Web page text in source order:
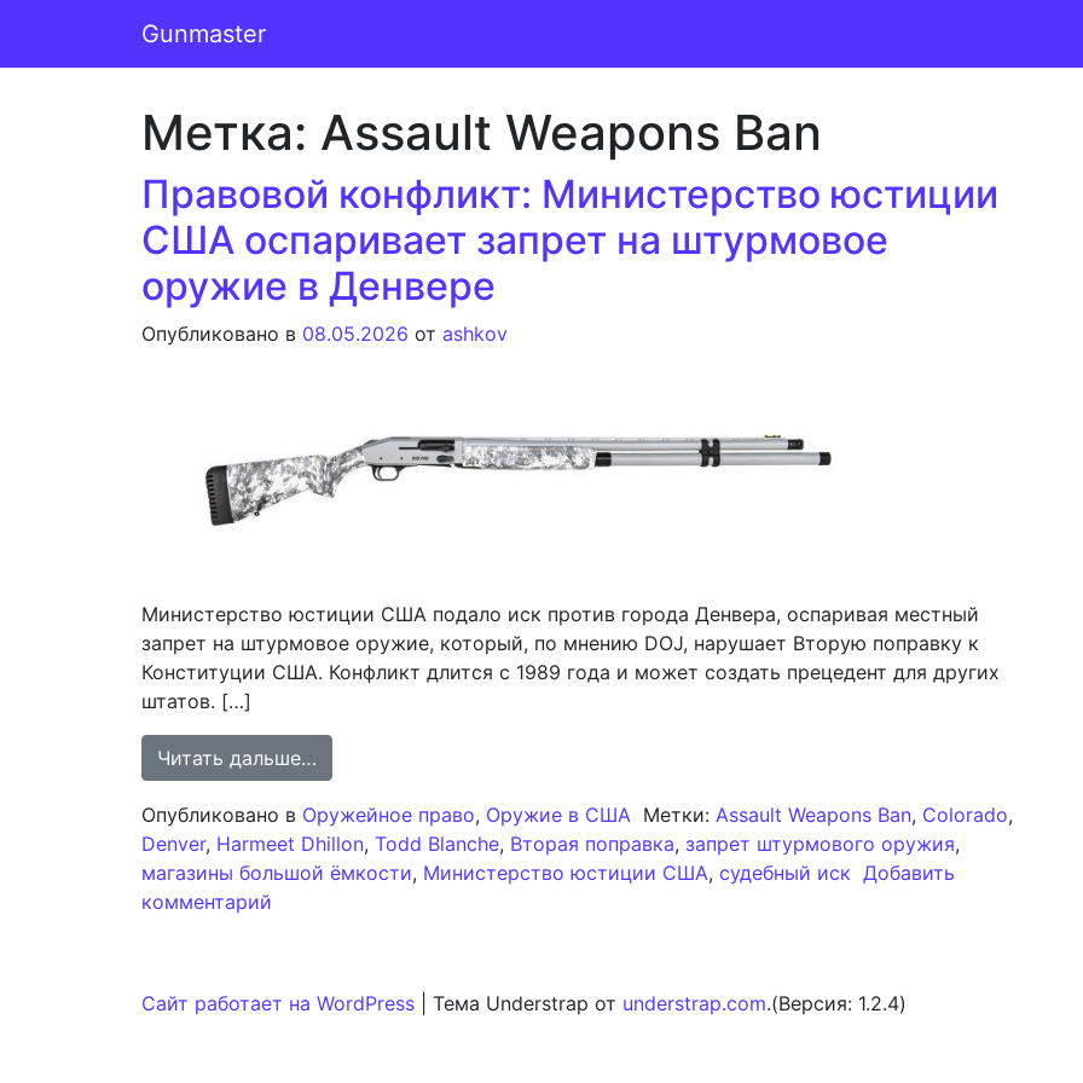
Основная навигация
Gunmaster
Метка: Assault Weapons Ban
Правовой конфликт: Министерство юстиции
США оспаривает запрет на штурмовое
оружие в Денвере
Опубликовано в 08.05.2026 от ashkov
Министерство юстиции США подало иск против города Денвера, оспаривая местный
запрет на штурмовое оружие, который, по мнению DOJ, нарушает Вторую поправку к
Конституции США. Конфликт длится с 1989 года и может создать прецедент для других
штатов. […]
Читать дальше…
Опубликовано в Оружейное право, Оружие в США Метки: Assault Weapons Ban, Colorado,
Denver, Harmeet Dhillon, Todd Blanche, Вторая поправка, запрет штурмового оружия,
магазины большой ёмкости, Министерство юстиции США, судебный иск Добавить
комментарий
Сайт работает на WordPress Тема Understrap от understrap.com.(Версия: 1.2.4)